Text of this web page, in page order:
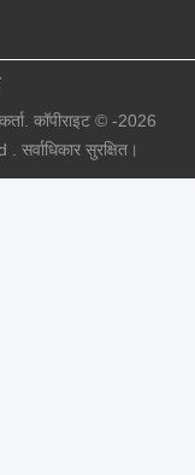
कॉपीराइट © -2026
सुरक्षित।